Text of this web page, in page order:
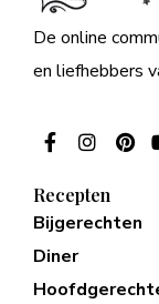
De online
en liefhebbers
Recepten
Bijgerechten
Diner